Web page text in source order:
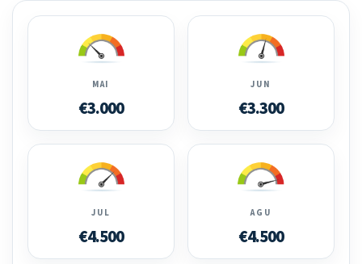
MAI
€3.000
JUN
€3.300
JUL
€4.500
AGU
€4.500